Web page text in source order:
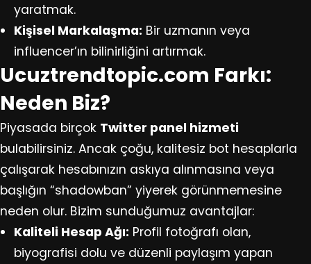
yaratmak.
Kişisel Markalaşma: Bir uzmanın veya
influencer’ın bilinirliğini artırmak.
Ucuztrendtopic.com Farkı:
Neden Biz?
Piyasada birçok Twitter panel hizmeti
bulabilirsiniz. Ancak çoğu, kalitesiz bot hesaplarla
çalışarak hesabınızın askıya alınmasına veya
başlığın “shadowban” yiyerek görünmemesine
neden olur. Bizim sunduğumuz avantajlar:
Kaliteli Hesap Ağı: Profil fotoğrafı olan,
biyografisi dolu ve düzenli paylaşım yapan